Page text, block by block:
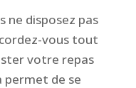
ne disposez pas
vous tout
votre repas
permet de se